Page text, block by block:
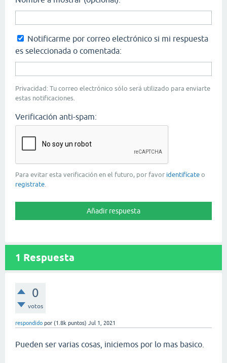
Notificarme por correo electrónico si mi respuesta
es seleccionada o comentada:
Privacidad: Tu correo electrónico sólo será utilizado para enviarte
estas notificaciones.
Verificación anti-spam:
Para evitar esta verificación en el futuro, por favor identifícate o
registrate
1 Respuesta
0
votos
respondido por (1.8k puntos) Jul 1, 2021
Pueden ser varias cosas, iniciemos por lo mas basico.